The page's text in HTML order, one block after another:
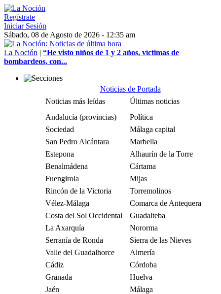
Regístrate
Iniciar Sesión
Sábado, 08 de Agosto de 2026 - 12:35 am
La Noción | “He visto niños de 1 y 2 años, víctimas de
bombardeos, con...
Noticias de Portada
Noticias más leídas
Últimas noticias
Andalucía (provincias)
Política
Sociedad
Málaga capital
San Pedro Alcántara
Marbella
Estepona
Alhaurín de la Torre
Benalmádena
Cártama
Fuengirola
Mijas
Rincón de la Victoria
Torremolinos
Vélez-Málaga
Comarca de Antequera
Costa del Sol Occidental
Guadalteba
La Axarquía
Nororma
Serranía de Ronda
Sierra de las Nieves
Valle del Guadalhorce
Almería
Cádiz
Córdoba
Granada
Huelva
Jaén
Málaga